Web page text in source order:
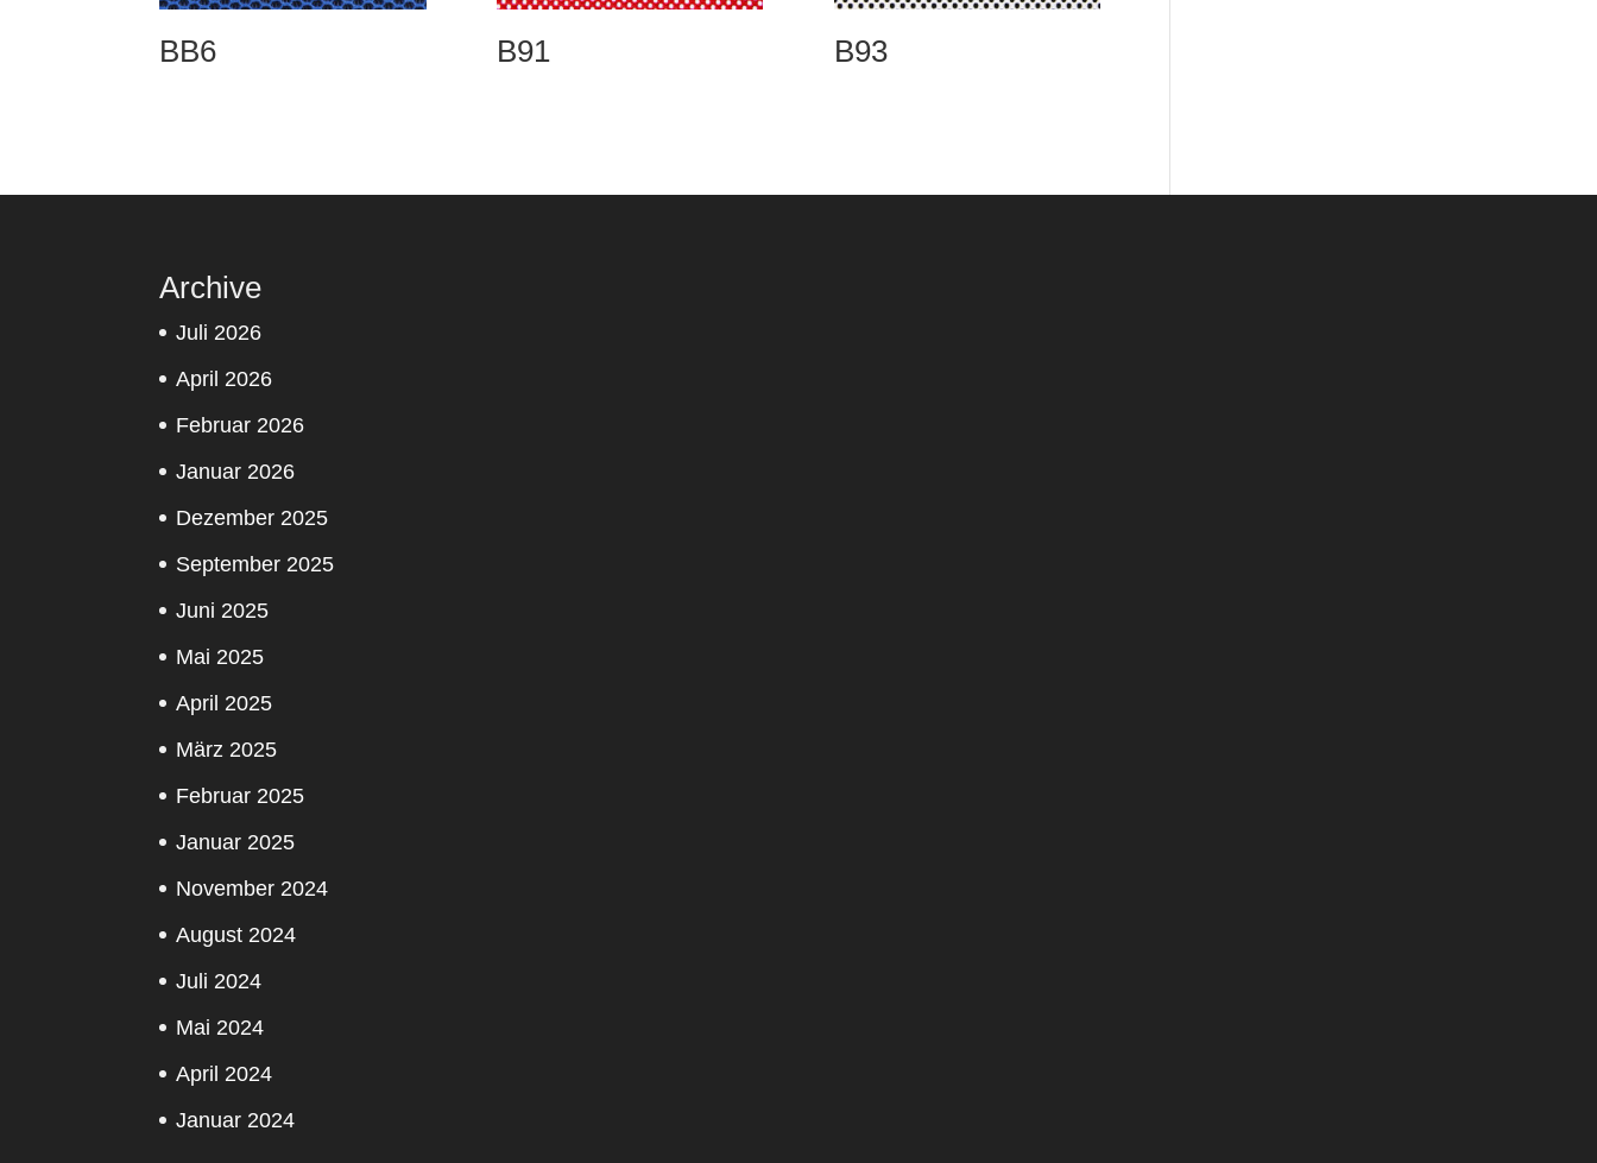
BB6 B91 B93
Archive
Juli 2026
April 2026
Februar 2026
Januar 2026
Dezember 2025
September 2025
Juni 2025
Mai 2025
April 2025
März 2025
Februar 2025
Januar 2025
November 2024
August 2024
Juli 2024
Mai 2024
April 2024
Januar 2024